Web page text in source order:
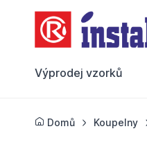
Výprodej vzorků
Domů Koupelny